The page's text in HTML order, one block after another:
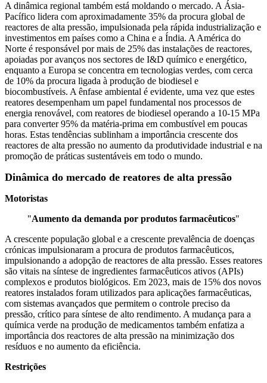
A dinâmica regional também está moldando o mercado. A Ásia-
Pacífico lidera com aproximadamente 35% da procura global de
reactores de alta pressão, impulsionada pela rápida industrialização e
investimentos em países como a China e a Índia. A América do
Norte é responsável por mais de 25% das instalações de reactores,
apoiadas por avanços nos sectores de I&D químico e energético,
enquanto a Europa se concentra em tecnologias verdes, com cerca
de 10% da procura ligada à produção de biodiesel e
biocombustíveis. A ênfase ambiental é evidente, uma vez que estes
reatores desempenham um papel fundamental nos processos de
energia renovável, com reatores de biodiesel operando a 10-15 MPa
para converter 95% da matéria-prima em combustível em poucas
horas. Estas tendências sublinham a importância crescente dos
reactores de alta pressão no aumento da produtividade industrial e na
promoção de práticas sustentáveis ​​em todo o mundo.
Dinâmica do mercado de reatores de alta pressão
Motoristas
"Aumento da demanda por produtos farmacêuticos"
A crescente população global e a crescente prevalência de doenças
crónicas impulsionaram a procura de produtos farmacêuticos,
impulsionando a adopção de reactores de alta pressão. Esses reatores
são vitais na síntese de ingredientes farmacêuticos ativos (APIs)
complexos e produtos biológicos. Em 2023, mais de 15% dos novos
reatores instalados foram utilizados para aplicações farmacêuticas,
com sistemas avançados que permitem o controle preciso da
pressão, crítico para síntese de alto rendimento. A mudança para a
química verde na produção de medicamentos também enfatiza a
importância dos reactores de alta pressão na minimização dos
resíduos e no aumento da eficiência.
Restrições